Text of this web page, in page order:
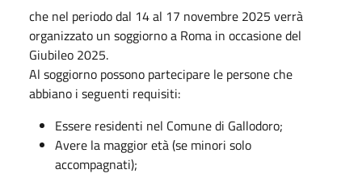
che nel periodo dal 14 al 17 novembre 2025 verrà
organizzato un soggiorno a Roma in occasione del
Giubileo 2025.
Al soggiorno possono partecipare le persone che
abbiano i seguenti requisiti:
Essere residenti nel Comune di Gallodoro;
Avere la maggior età (se minori solo
accompagnati);